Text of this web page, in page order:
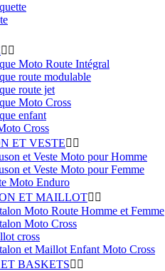
 
Moto Route Intégral
route modulable
route jet
Moto Cross
enfant
Cross
ET VESTE 
et Veste Moto pour Homme
et Veste Moto pour Femme
Moto Enduro
ET MAILLOT 
Moto Route Homme et Femme
Moto Cross
cross
et Maillot Enfant Moto Cross
BASKETS 